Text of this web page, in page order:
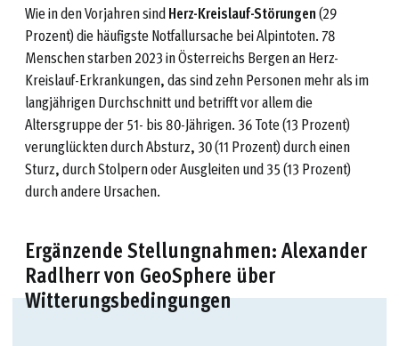
Wie in den Vorjahren sindHerz-Kreislauf-Störungen(29
Prozent) die häufigste Notfallursache bei Alpintoten. 78
Menschen starben 2023 in Österreichs Bergen an Herz-
Kreislauf-Erkrankungen, das sind zehn Personen mehr als im
langjährigen Durchschnitt und betrifft vor allem die
Altersgruppe der 51- bis 80-Jährigen. 36 Tote (13 Prozent)
verunglückten durch Absturz, 30 (11 Prozent) durch einen
Sturz, durch Stolpern oder Ausgleiten und 35 (13 Prozent)
durch andere Ursachen.
Ergänzende Stellungnahmen: Alexander
Radlherr von GeoSphere über
Witterungsbedingungen